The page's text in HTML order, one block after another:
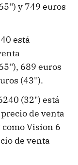
y 749 euros
está
689 euros
(43'').
(32") está
de venta
como Vision 6
de venta